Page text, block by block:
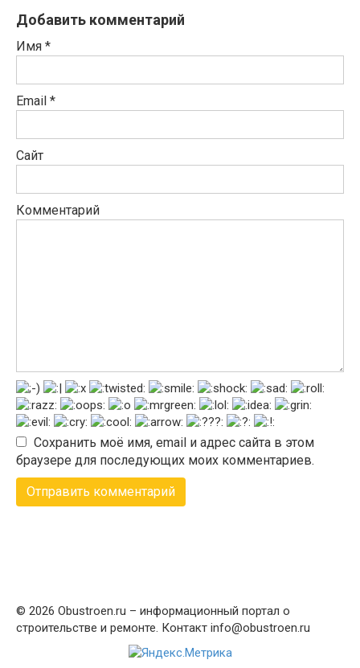
Добавить комментарий
Имя *
Email *
Сайт
Комментарий
Сохранить моё имя, email и адрес сайта в этом
браузере для последующих моих комментариев.
© 2026 Obustroen.ru – информационный портал о
строительстве и ремонте. Контакт info@obustroen.ru